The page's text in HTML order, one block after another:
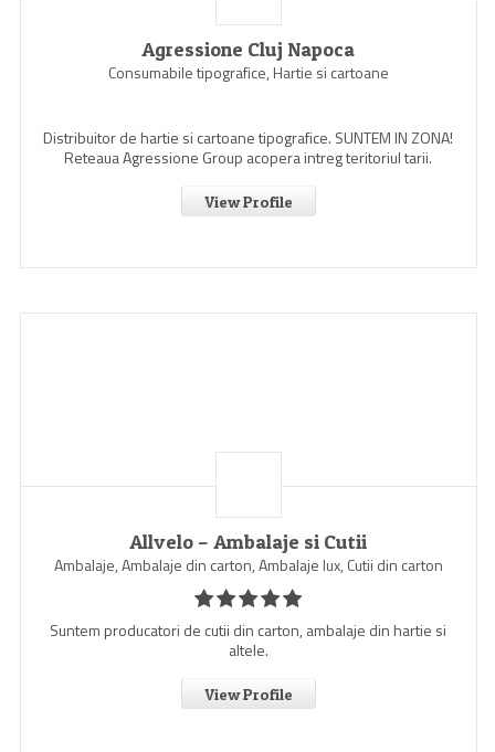
Agressione Cluj Napoca
Consumabile tipografice, Hartie si cartoane
Distribuitor de hartie si cartoane tipografice. SUNTEM IN ZONA!
Reteaua Agressione Group acopera intreg teritoriul tarii.
View Profile
Allvelo – Ambalaje si Cutii
Ambalaje, Ambalaje din carton, Ambalaje lux, Cutii din carton
Suntem producatori de cutii din carton, ambalaje din hartie si
altele.
View Profile